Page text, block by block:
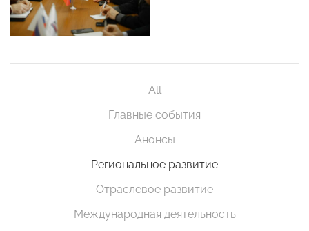
All
Главные события
Анонсы
Региональное развитие
Отраслевое развитие
Международная деятельность